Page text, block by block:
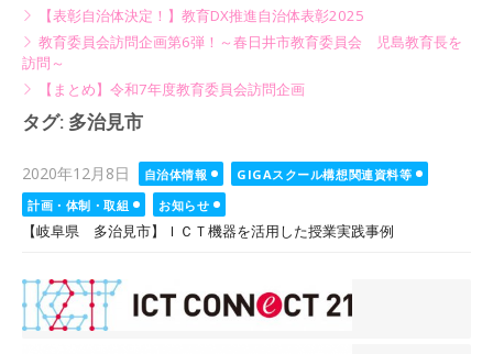
【表彰自治体決定！】教育DX推進自治体表彰2025
教育委員会訪問企画第6弾！～春日井市教育委員会 児島教育長を
訪問～
【まとめ】令和7年度教育委員会訪問企画
タグ: 多治見市
Posted
on
2020年12月8日 自治体情報
GIGAスクール構想関連資料等
計画・体制・取組
お知らせ
【岐阜県 多治見市】ＩＣＴ機器を活用した授業実践事例